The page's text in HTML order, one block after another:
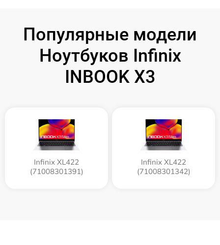
Популярные модели
Ноутбуков Infinix
INBOOK X3
Infinix XL422
(71008301391)
Infinix XL422
(71008301342)